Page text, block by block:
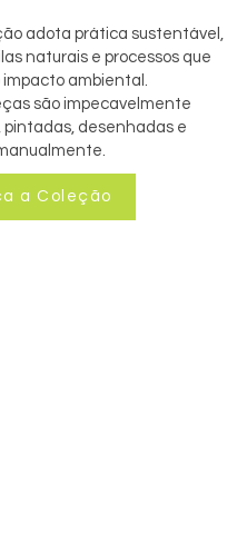
adota prática sustentável,
naturais e processos que
ambiental.
são impecavelmente
pintadas, desenhadas e
a Coleção